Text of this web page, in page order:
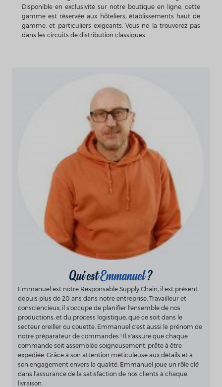
Disponible en exclusivité sur notre boutique en ligne, cette
gamme est réservée aux hôteliers, établissements haut de
gamme, et particuliers exigeants. Vous ne la trouverez pas
dans les circuits de distribution classiques.
Qui estEmmanuel?
Emmanuel est notre Responsable Supply Chain, il est présent
depuis plus de 20 ans dans notre entreprise. Travailleur et
consciencieux, il s'occupe de planifier l'ensemble de nos
productions, et du process logistique, que ce soit dans le
secteur oreiller ou couette. Emmanuel c'est aussi le prénom de
notre préparateur de commandes ! Il s'assure que chaque
commande soit assemblée soigneusement, prête à être
expédiée. Grâce à son attention méticuleuse aux détails et à
son engagement envers la qualité, Emmanuel joue un rôle clé
dans l'assurance de la satisfaction de nos clients à chaque
livraison.